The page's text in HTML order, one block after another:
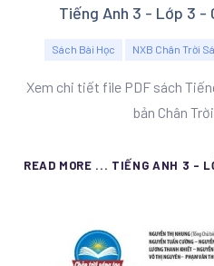
Tiếng Anh 3 - Lớp 3 -
Sách Bài Học NXB Chân Trời
Xem chi tiết file PDF sách
bản Chân
READ MORE ... TIẾNG ANH 3 -